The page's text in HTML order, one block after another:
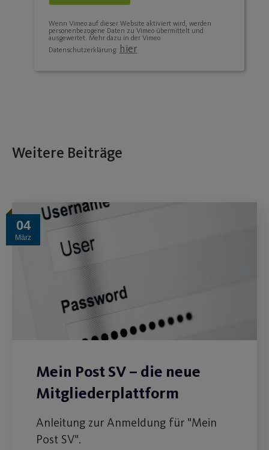
Wenn Vimeo auf dieser Website aktiviert wird, werden
personenbezogene Daten zu Vimeo übermittelt und
ausgewertet. Mehr dazu in der Vimeo
Datenschutzerklärung: hier
Weitere Beiträge
04
März
Mein Post SV – die neue
Mitgliederplattform
Anleitung zur Anmeldung für "Mein
Post SV".